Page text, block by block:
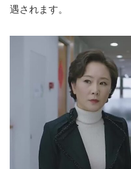
遇されます。